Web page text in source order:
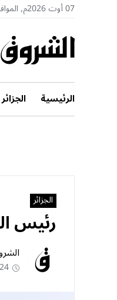
07 أوت 2026م, الموافق ل 22 صفر 1448هـ
الرئيسية الجزائر
الجزائر
رئيس